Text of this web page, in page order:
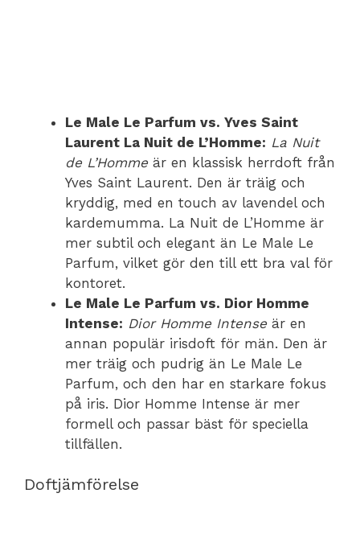
Le Male Le Parfum vs. Yves Saint
Laurent La Nuit de L’Homme: La Nuit
de L’Homme är en klassisk herrdoft från
Yves Saint Laurent. Den är träig och
kryddig, med en touch av lavendel och
kardemumma. La Nuit de L’Homme är
mer subtil och elegant än Le Male Le
Parfum, vilket gör den till ett bra val för
kontoret.
Le Male Le Parfum vs. Dior Homme
Intense: Dior Homme Intense är en
annan populär irisdoft för män. Den är
mer träig och pudrig än Le Male Le
Parfum, och den har en starkare fokus
på iris. Dior Homme Intense är mer
formell och passar bäst för speciella
tillfällen.
Doftjämförelse